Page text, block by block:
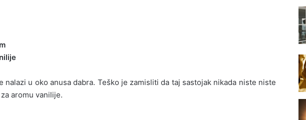
nalazi u oko anusa dabra. Teško je zamisliti da taj sastojak nikada niste niste
aromu vanilije.